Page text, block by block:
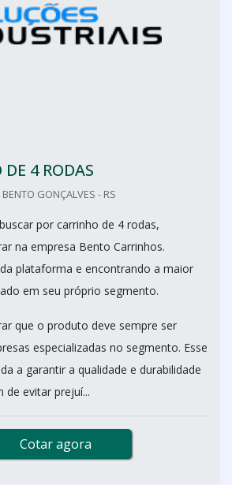
4 RODAS
GONÇALVES - RS
por carrinho de 4 rodas,
na empresa Bento Carrinhos.
plataforma e encontrando a maior
em seu próprio segmento.
que o produto deve sempre ser
especializadas no segmento. Esse
a garantir a qualidade e durabilidade
de evitar prejuí...
Cotar agora